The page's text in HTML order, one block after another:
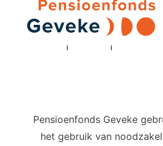
Terms of
Pensioenfonds Geveke
het gebruik van